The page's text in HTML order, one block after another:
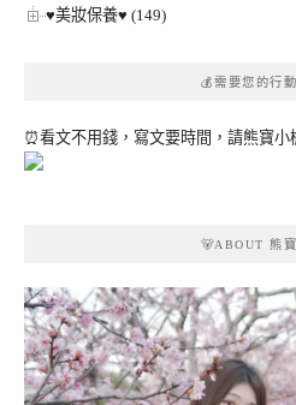
♥美妝保養♥ (149)
💰需要您的行
⏰看文不用錢，寫文要時間，請熊寶小
🐻ABOUT 熊